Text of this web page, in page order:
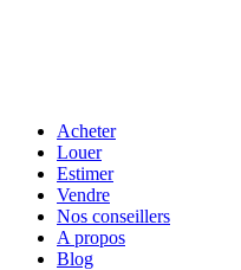
Acheter
Louer
Estimer
Vendre
Nos conseillers
A propos
Blog